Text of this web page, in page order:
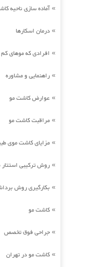
»آماده سازی ناحیه
» درمان اسکارها
» افرادی که موهای
» راهنمایی و مشاوره
» عوارض کاشت مو
» مراقبت کاشت مو
» مزایای کاشت موی
» روش ترکیبی
» بکارگیری روش
» کاشت مو
» جراحی فوق تخصص
» کاشت مو در تهران